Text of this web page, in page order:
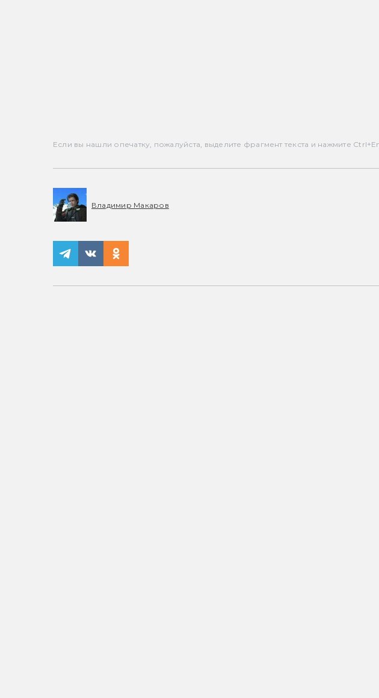
Если вы нашли опечатку, пожалуйста, выделите фрагмент текста и нажмите
Владимир Макаров